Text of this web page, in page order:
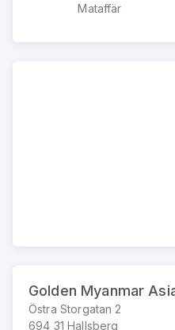
Mataffär
Golden Myanmar
Östra Storgatan 2
694 31 Hallsberg